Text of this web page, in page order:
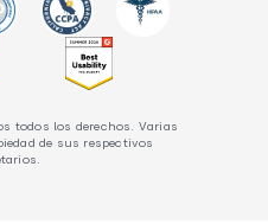
todos los derechos. Varias
de sus respectivos